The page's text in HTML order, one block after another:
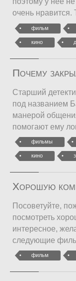
очень нравится.
фильм
кино
Почему
Старший
под названием
манерой
помогают ему
фильмы
кино
Хорошую
Посоветуйте,
посмотреть
интересное,
следующие
фильм